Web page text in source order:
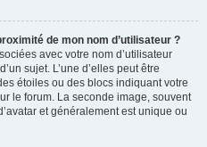
de mon nom d’utilisateur ?
avec votre nom d’utilisateur
sujet. L’une d’elles peut être
étoiles ou des blocs indiquant votre
le forum. La seconde image, souvent
et généralement est unique ou